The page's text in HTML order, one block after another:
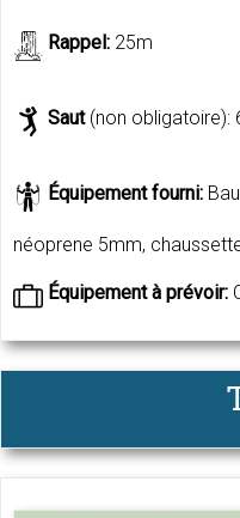
Rappel: 25m
Saut(non obligatoire):
Équipement fourni:
néoprene 5mm,
Équipement à prévoir: